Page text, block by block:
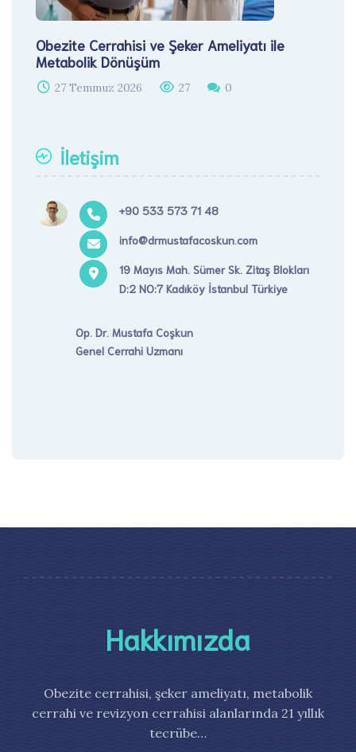
Obezite Cerrahisi ve Şeker Ameliyatı ile
Metabolik Dönüşüm
27 Temmuz 2026 27 0
İletişim
+90 533 573 71 48
info@drmustafacoskun.com
19 Mayıs Mah. Sümer Sk. Zitaş Blokları
D:2 NO:7 Kadıköy İstanbul Türkiye
Op. Dr. Mustafa Coşkun
Genel Cerrahi Uzmanı
Hakkımızda
Obezite cerrahisi, şeker ameliyatı, metabolik
cerrahi ve revizyon cerrahisi alanlarında 21 yıllık
tecrübe…